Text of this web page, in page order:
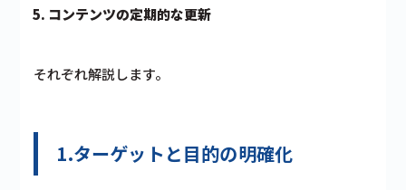
コンテンツの定期的な更新
それぞれ解説します。
1.ターゲットと目的の明確化